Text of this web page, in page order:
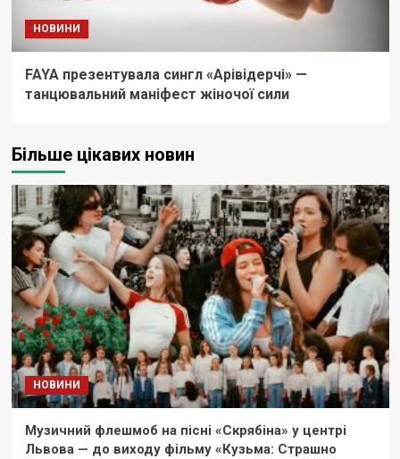
НОВИНИ
FAYA презентувала сингл «Арівідерчі» —
танцювальний маніфест жіночої сили
Більше цікавих новин
НОВИНИ
Музичний флешмоб на пісні «Скрябіна» у центрі
Львова — до виходу фільму «Кузьма: Страшно